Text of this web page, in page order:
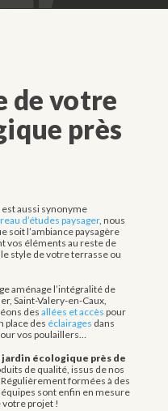
de votre
près
est aussi synonyme
d’études paysager, nous
soit l’ambiance paysagère
vos éléments au reste de
style de votre terrasse ou
aménage l’intégralité de
Saint-Valery-en-Caux,
des allées et accès pour
place des éclairages dans
vos poulaillers…
jardin écologique près de
de qualité, issus de nos
Régulièrement formées à des
équipes sont enfin en mesure
votre projet !